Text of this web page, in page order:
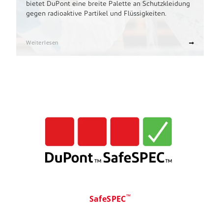
bietet DuPont eine breite Palette an Schutzkleidung
gegen radioaktive Partikel und Flüssigkeiten.
Weiterlesen
SafeSPEC™